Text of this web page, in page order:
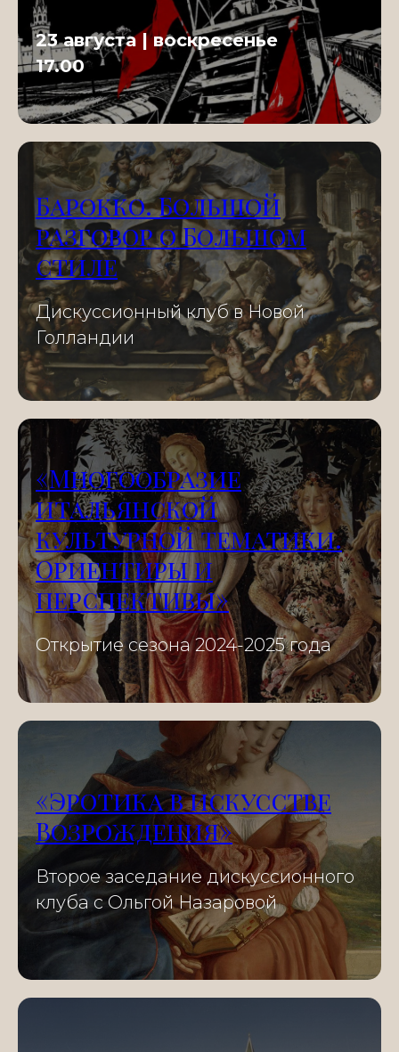
23 августа | воскресенье
17.00
Барокко. Большой
разговор о Большом
стиле
Дискуссионный клуб в Новой
Голландии
«Многообразие
итальянской
культурной тематики.
Ориентиры и
перспективы»
Открытие сезона 2024-2025 года
«Эротика в искусстве
Возрождения»
Второе заседание дискуссионного
клуба с Ольгой Назаровой